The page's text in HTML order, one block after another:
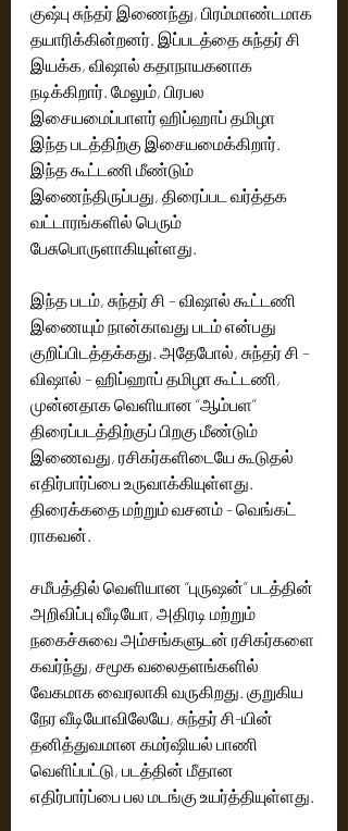
குஷ்பு சுந்தர் இணைந்து, பிரம்மாண்டமாக
தயாரிக்கின்றனர். இப்படத்தை சுந்தர் சி
இயக்க, விஷால் கதாநாயகனாக
நடிக்கிறார். மேலும், பிரபல
இசையமைப்பாளர் ஹிப்ஹாப் தமிழா
இந்த படத்திற்கு இசையமைக்கிறார்.
இந்த கூட்டணி மீண்டும்
இணைந்திருப்பது, திரைப்பட வர்த்தக
வட்டாரங்களில் பெரும்
பேசுபொருளாகியுள்ளது.
இந்த படம், சுந்தர் சி – விஷால் கூட்டணி
இணையும் நான்காவது படம் என்பது
குறிப்பிடத்தக்கது. அதேபோல், சுந்தர் சி –
விஷால் – ஹிப்ஹாப் தமிழா கூட்டணி,
முன்னதாக வெளியான “ஆம்பள”
திரைப்படத்திற்குப் பிறகு மீண்டும்
இணைவது, ரசிகர்களிடையே கூடுதல்
எதிர்பார்ப்பை உருவாக்கியுள்ளது.
திரைக்கதை மற்றும் வசனம் - வெங்கட்
ராகவன்.
சமீபத்தில் வெளியான “புருஷன்” படத்தின்
அறிவிப்பு வீடியோ, அதிரடி மற்றும்
நகைச்சுவை அம்சங்களுடன் ரசிகர்களை
கவர்ந்து, சமூக வலைதளங்களில்
வேகமாக வைரலாகி வருகிறது. குறுகிய
நேர வீடியோவிலேயே, சுந்தர் சி-யின்
தனித்துவமான கமர்ஷியல் பாணி
வெளிப்பட்டு, படத்தின் மீதான
எதிர்பார்ப்பை பல மடங்கு உயர்த்தியுள்ளது.